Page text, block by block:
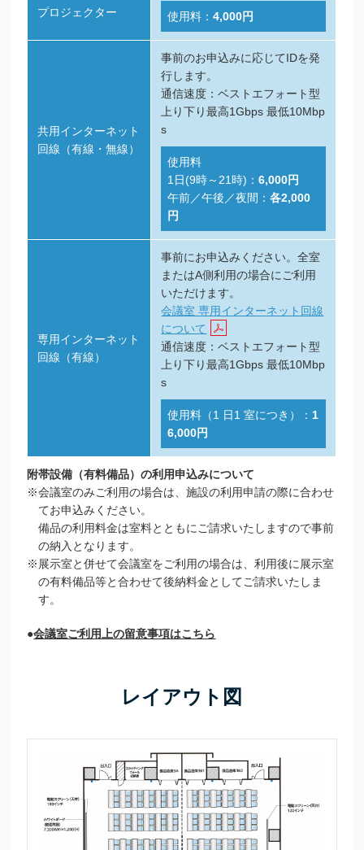
プロジェクター 使用料：4,000円
共用インターネット
回線（有線・無線）
事前のお申込みに応じてIDを発
行します。
通信速度：ベストエフォート型
上り下り最高1Gbps 最低10Mbp
s
使用料
1日(9時～21時)：6,000円
午前／午後／夜間：各2,000
円
専用インターネット
回線（有線）
事前にお申込みください。全室
またはA側利用の場合にご利用
いただけます。
会議室 専用インターネット回線
について
通信速度：ベストエフォート型
上り下り最高1Gbps 最低10Mbp
s
使用料（1 日1 室につき）：1
6,000円
附帯設備（有料備品）の利用申込みについて
※会議室のみご利用の場合は、施設の利用申請の際に合わせ
てお申込みください。
備品の利用料金は室料とともにご請求いたしますので事前
の納入となります。
※展示室と併せて会議室をご利用の場合は、利用後に展示室
の有料備品等と合わせて後納料金としてご請求いたしま
す。
●会議室ご利用上の留意事項はこちら
レイアウト図